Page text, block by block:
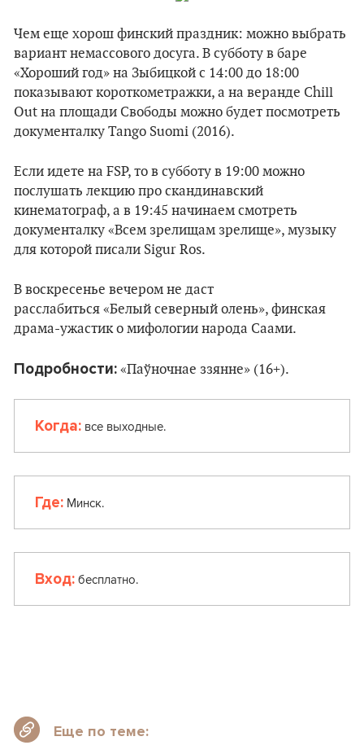
Чем еще хорош финский праздник: можно выбрать
вариант немассового досуга. В субботу в баре
«Хороший год» на Зыбицкой с 14:00 до 18:00
показывают короткометражки, а на веранде Chill
Out на площади Свободы можно будет посмотреть
документалку Tango Suomi (2016).
Если идете на FSP, то в субботу в 19:00 можно
послушать лекцию про скандинавский
кинематограф, а в 19:45 начинаем смотреть
документалку «Всем зрелищам зрелище», музыку
для которой писали Sigur Ros.
В воскресенье вечером не даст
расслабиться «Белый северный олень», финская
драма-ужастик о мифологии народа Саами.
Подробности: «Паўночнае ззянне» (16+).
Когда: все выходные.
Где: Минск.
Вход:бесплатно.
Еще по теме: